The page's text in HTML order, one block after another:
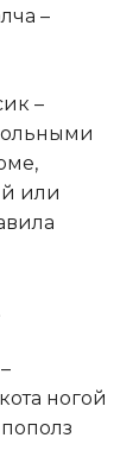
–
–
или
ногой